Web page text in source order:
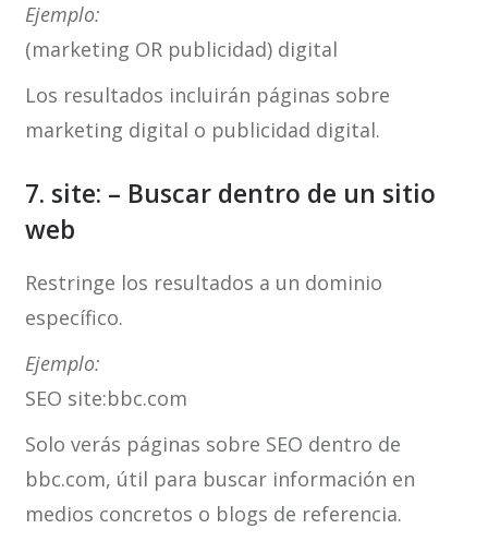
Ejemplo:
(marketing OR publicidad) digital
Los resultados incluirán páginas sobre
marketing digital o publicidad digital.
7. site: – Buscar dentro de un sitio
web
Restringe los resultados a un dominio
específico.
Ejemplo:
SEO site:bbc.com
Solo verás páginas sobre SEO dentro de
bbc.com, útil para buscar información en
medios concretos o blogs de referencia.